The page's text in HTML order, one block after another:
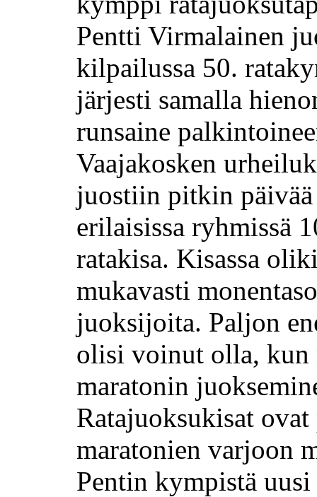
Pentti Virmalainen
kilpailussa 50.
järjesti samalla
runsaine
Vaajakosken
juostiin pitkin päivää
erilaisissa ryhmissä
ratakisa. Kisassa
mukavasti
juoksijoita. Paljon
olisi voinut olla, kun
maratonin
Ratajuoksukisat ovat
maratonien varjoon
Pentin kympistä